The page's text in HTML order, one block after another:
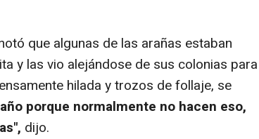
que algunas de las arañas estaban
y las vio alejándose de sus colonias para
hilada y trozos de follaje, se
porque normalmente no hacen eso,
dijo.